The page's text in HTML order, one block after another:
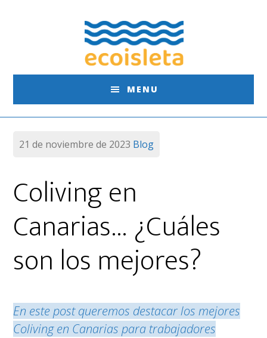
MENU
21 de noviembre de 2023 Blog
Coliving en
Canarias… ¿Cuáles
son los mejores?
En este post queremos destacar los mejores
Coliving en Canarias para trabajadores